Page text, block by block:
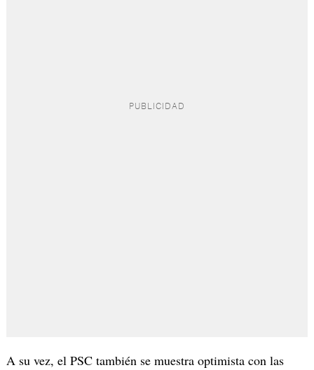
A su vez, el PSC también se muestra optimista con las